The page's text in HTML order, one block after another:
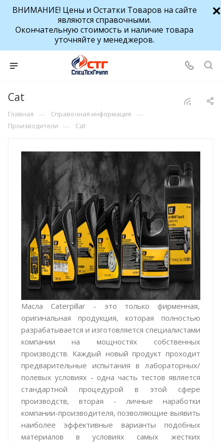
ВНИМАНИЕ! Цены и Остатки Товаров на сайте
являются справочными.
Окончательную стоимость и наличие товара
уточняйте у менеджеров.
Cat
Главная — Справочная информация —
Производители — Cat
Масла Caterpillar - это только фирменная,
оригинальная продукция, которая полностью
разрабатывается и изготовляется специалистами
компании на мощностях собственных
производств. Каждый новый продукт проходит
предварительные испытания в лабораторных/
полевых условиях - одна часть тестов является
стандартной процедурой в этой сфере
производств, вторая - личные наработки
компании-производителя, позволяющие выявить
наиболее эффективные варианты подобных
материалов в условиях самых жестких